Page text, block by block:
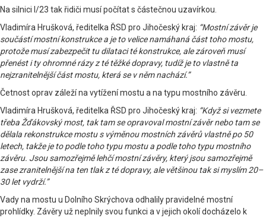
Na silnici I/23 tak řidiči musí počítat s částečnou uzavírkou.
Vladimíra Hrušková, ředitelka ŘSD pro Jihočeský kraj: “Mostní závěr je
součástí mostní konstrukce a je to velice namáhaná část toho mostu,
protože musí zabezpečit tu dilataci té konstrukce, ale zároveň musí
přenést i ty ohromné rázy z té těžké dopravy, tudíž je to vlastně ta
nejzranitelnější část mostu, která se v něm nachází.”
Četnost oprav záleží na vytížení mostu a na typu mostního závěru.
Vladimíra Hrušková, ředitelka ŘSD pro Jihočeský kraj: “Když si vezmete
třeba Žďákovský most, tak tam se opravoval mostní závěr nebo tam se
dělala rekonstrukce mostu s výměnou mostních závěrů vlastně po 50
letech, takže je to podle toho typu mostu a podle toho typu mostního
závěru. Jsou samozřejmě lehčí mostní závěry, který jsou samozřejmě
zase zranitelnější na ten tlak z té dopravy, ale většinou tak si myslím 20–
30 let vydrží.”
Vady na mostu u Dolního Skrýchova odhalily pravidelné mostní
prohlídky. Závěry už neplnily svou funkci a v jejich okolí docházelo k